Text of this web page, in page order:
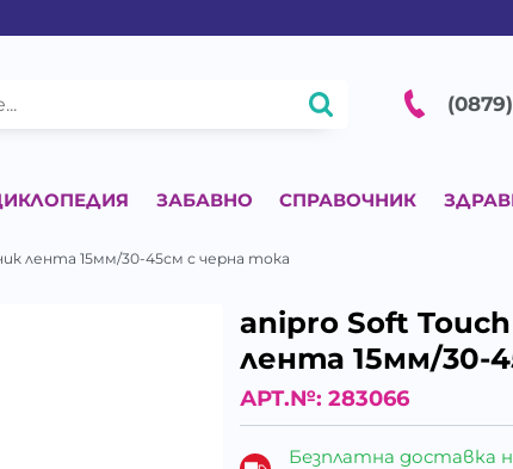
ЗАБАВНО СПРАВОЧНИК
лента 15мм/30-45см с черна тока
аnipro Soft
лента 15мм/30-
АРТ.№: 283066
Безплатна доставка